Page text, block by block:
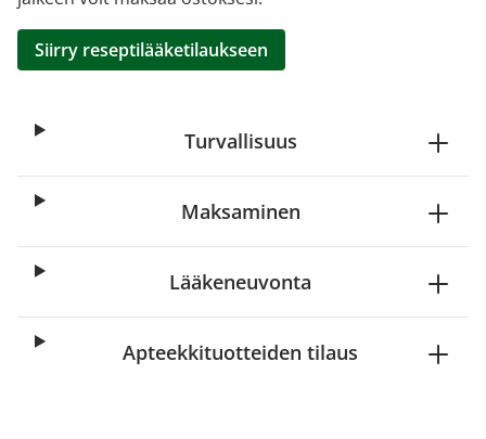
Siirry reseptilääketilaukseen
Turvallisuus
Maksaminen
Lääkeneuvonta
Apteekkituotteiden tilaus